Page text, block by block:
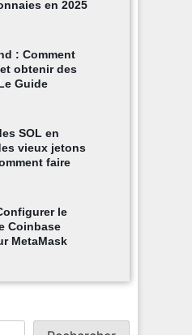
en 2025
: Comment
obtenir des
Guide
SOL en
vieux jetons
faire
le
Coinbase
MetaMask